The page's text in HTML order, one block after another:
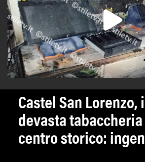
Castel San Lorenzo,
devasta
centro storico: